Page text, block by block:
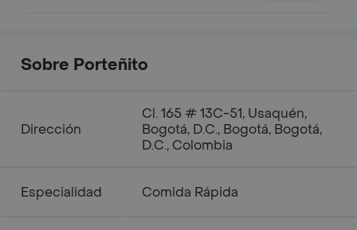
Sobre Porteñito
Dirección
Cl. 165 # 13C-51, Usaquén,
Bogotá, D.C., Bogotá, Bogotá,
D.C., Colombia
Especialidad Comida Rápida